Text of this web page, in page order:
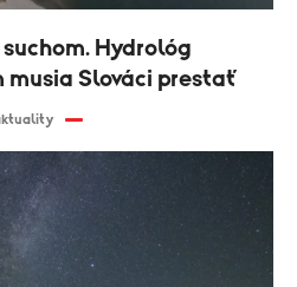
Hydrológ
musia Slováci prestať